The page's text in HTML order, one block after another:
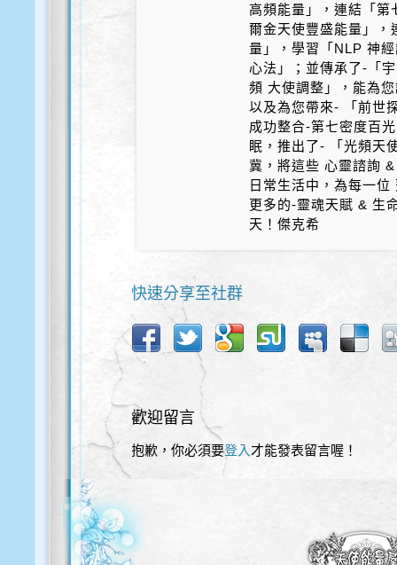
高頻能量」，連結「第
爾金天使豐盛能量」，
量」，學習「NLP 神
心法」；並傳承了-「
頻 大使調整」，能為
以及為您帶來- 「前世
成功整合-第七密度百
眠，推出了- 「光頻天
冀，將這些 心靈諮詢
日常生活中，為每一
更多的-靈魂天賦 & 生
天！傑克希
快速分享至社群
歡迎留言
抱歉，你必須要登入 才能發表留言喔！